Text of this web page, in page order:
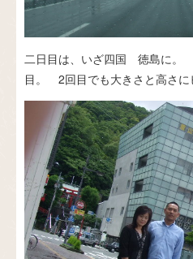
二日目は、いざ四国 徳島に。
目。 2回目でも大きさと高さに